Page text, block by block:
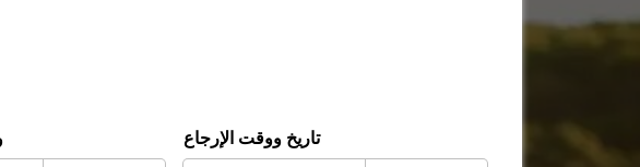
تاريخ ووقت الإرجاع